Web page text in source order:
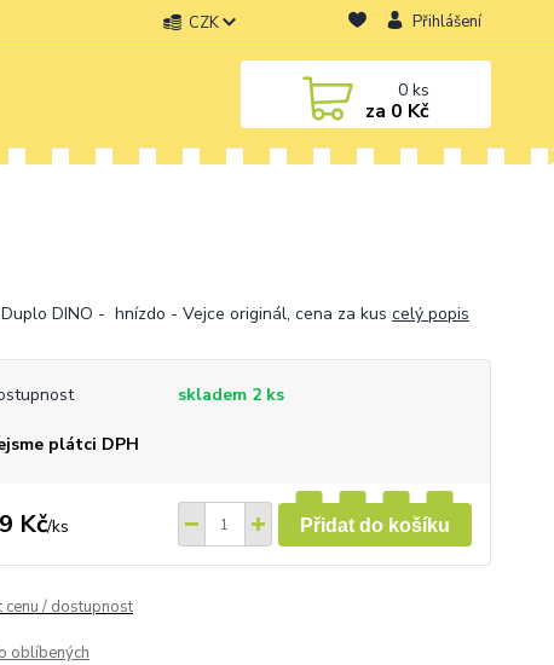
CZK Přihlášení
0ks
za 0 Kč
DINO - hnízdo - Vejce originál, cena za kus celý popis
skladem 2 ks
plátci DPH
Kč/ks Přidat do košíku
cenu / dostupnost
oblíbených